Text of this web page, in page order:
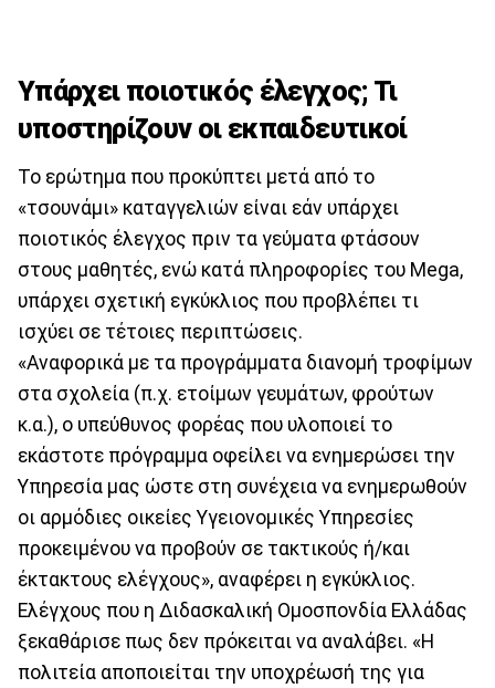
Υπάρχει ποιοτικός έλεγχος; Τι
υποστηρίζουν οι εκπαιδευτικοί
To ερώτημα που προκύπτει μετά από το
«τσουνάμι» καταγγελιών είναι εάν υπάρχει
ποιοτικός έλεγχος πριν τα γεύματα φτάσουν
στους μαθητές, ενώ κατά πληροφορίες του Mega,
υπάρχει σχετική εγκύκλιος που προβλέπει τι
ισχύει σε τέτοιες περιπτώσεις.
«Αναφορικά με τα προγράμματα διανομή τροφίμων
στα σχολεία (π.χ. ετοίμων γευμάτων, φρούτων
κ.α.), ο υπεύθυνος φορέας που υλοποιεί το
εκάστοτε πρόγραμμα οφείλει να ενημερώσει την
Υπηρεσία μας ώστε στη συνέχεια να ενημερωθούν
οι αρμόδιες οικείες Υγειονομικές Υπηρεσίες
προκειμένου να προβούν σε τακτικούς ή/και
έκτακτους ελέγχους», αναφέρει η εγκύκλιος.
Ελέγχους που η Διδασκαλική Ομοσπονδία Ελλάδας
ξεκαθάρισε πως δεν πρόκειται να αναλάβει. «Η
πολιτεία αποποιείται την υποχρέωσή της για